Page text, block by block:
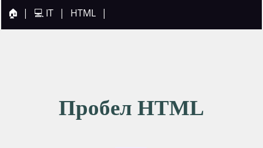
🏠 | 💻 IT | HTML |
Пробел HTML